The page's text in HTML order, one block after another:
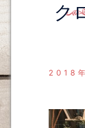
ク
2018